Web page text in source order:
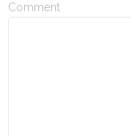
Comment